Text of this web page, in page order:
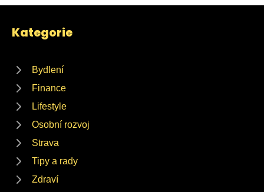
Kategorie
Bydlení
Finance
Lifestyle
Osobní rozvoj
Strava
Tipy a rady
Zdraví